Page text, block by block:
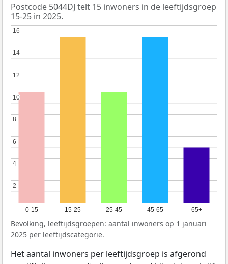
Postcode 5044DJ telt 15 inwoners in de leeftijdsgroep
15-25 in 2025.
0-15 15-25 25-45 45-65 65+
2
2
4
4
6
6
8
8
10
10
12
12
14
14
16
16
Bevolking, leeftijdsgroepen: aantal inwoners op 1 januari
2025 per leeftijdscategorie.
Het aantal inwoners per leeftijdsgroep is afgerond